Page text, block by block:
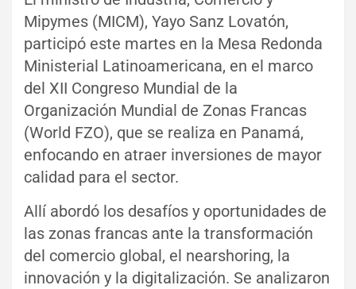
Mipymes (MICM), Yayo Sanz Lovatón,
participó este martes en la Mesa Redonda
Ministerial Latinoamericana, en el marco
del XII Congreso Mundial de la
Organización Mundial de Zonas Francas
(World FZO), que se realiza en Panamá,
enfocando en atraer inversiones de mayor
calidad para el sector.
Allí abordó los desafíos y oportunidades de
las zonas francas ante la transformación
del comercio global, el nearshoring, la
innovación y la digitalización. Se analizaron